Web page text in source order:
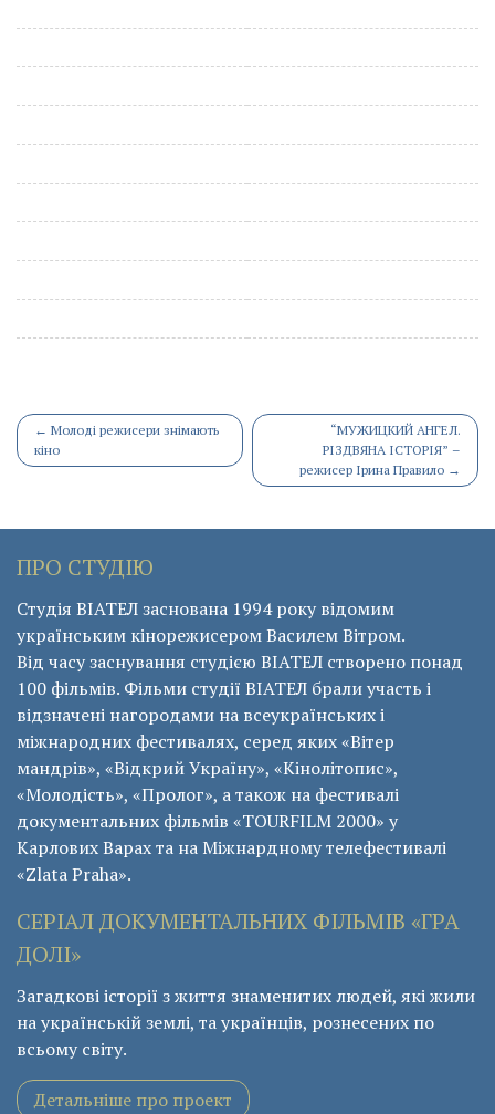
Post
navigation
← Молоді режисери знімають
кіно
“МУЖИЦКИЙ АНГЕЛ.
РІЗДВЯНА ІСТОРІЯ” –
режисер Ірина Правило →
ПРО СТУДІЮ
Студія ВІАТЕЛ заснована 1994 року відомим
українським кінорежисером Василем Вітром.
Від часу заснування студією ВІАТЕЛ створено понад
100 фільмів. Фільми студії ВІАТЕЛ брали участь і
відзначені нагородами на всеукраїнських і
міжнародних фестивалях, серед яких «Вітер
мандрів», «Відкрий Україну», «Кінолітопис»,
«Молодість», «Пролог», а також на фестивалі
документальних фільмів «ТОURFILM 2000» у
Карлових Варах та на Міжнардному телефестивалі
«Zlata Praha».
СЕРІАЛ ДОКУМЕНТАЛЬНИХ ФІЛЬМІВ «ГРА
ДОЛІ»
Загадкові історії з життя знаменитих людей, які жили
на українській землі, та українців, рознесених по
всьому світу.
Детальніше про проект